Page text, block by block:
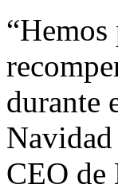
durante
CEO de